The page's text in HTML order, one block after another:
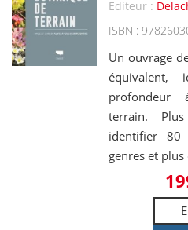
Editeur :
ISBN :
Un ouvrage
équivalent,
terrain.
identifier 80
genres et plus